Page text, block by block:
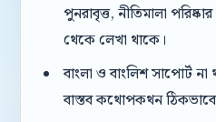
পুনরাবৃত্ত, নীতিমালা
থেকে লেখা থাকে।
বাংলা ও বাংলিশ সাপোর্ট
বাস্তব কথোপকথন